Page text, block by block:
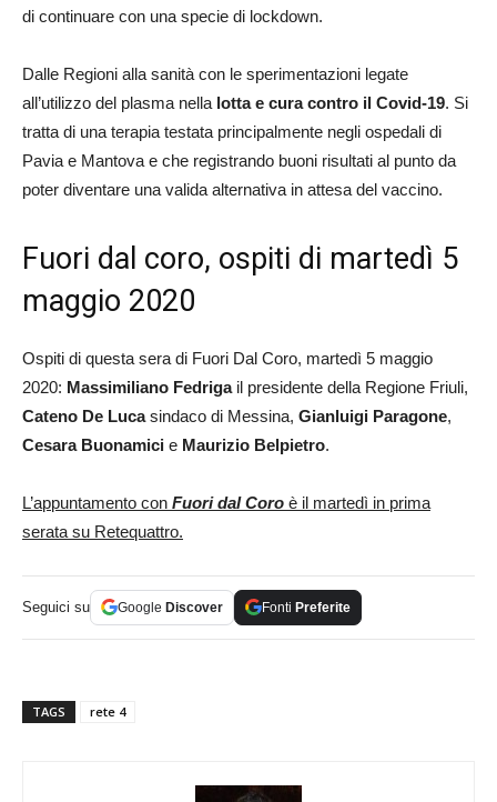
di continuare con una specie di lockdown.
Dalle Regioni alla sanità con le sperimentazioni legate
all’utilizzo del plasma nella lotta e cura contro il Covid-19. Si
tratta di una terapia testata principalmente negli ospedali di
Pavia e Mantova e che registrando buoni risultati al punto da
poter diventare una valida alternativa in attesa del vaccino.
Fuori dal coro, ospiti di martedì 5
maggio 2020
Ospiti di questa sera di Fuori Dal Coro, martedì 5 maggio
2020: Massimiliano Fedriga il presidente della Regione Friuli,
Cateno De Lucasindaco di Messina, Gianluigi Paragone,
Cesara Buonamici e Maurizio Belpietro.
L’appuntamento con Fuori dal Coro è il martedì in prima
serata su Retequattro.
Seguici su Google Discover Fonti Preferite
TAGS rete 4